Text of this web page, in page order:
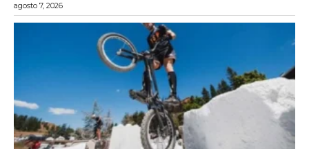
agosto 7, 2026